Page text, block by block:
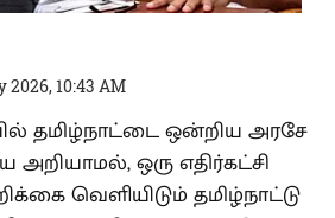
2026, 10:43 AM
தமிழ்நாட்டை ஒன்றிய அரசே
அறியாமல், ஒரு எதிர்கட்சி
வெளியிடும் தமிழ்நாட்டு